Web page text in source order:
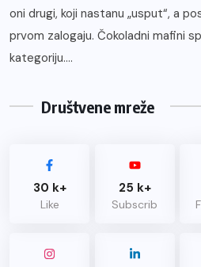
oni drugi, koji nastanu „usput“, a
prvom zalogaju. Čokoladni mafini
kategoriju....
Društvene mreže
30 k+
Like
25 k+
Subscrib